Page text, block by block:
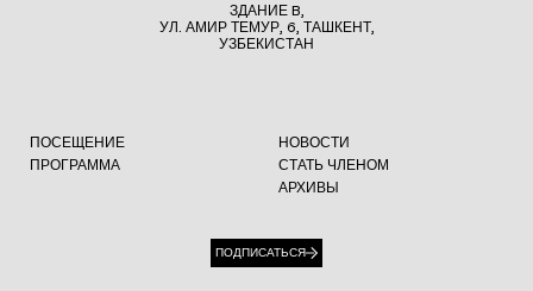
ЗДАНИЕ B,
УЛ. АМИР ТЕМУР, 6, ТАШКЕНТ,
УЗБЕКИСТАН
ПОСЕЩЕНИЕ
ПРОГРАММА
НОВОСТИ
СТАТЬ ЧЛЕНОМ
АРХИВЫ
ПОДПИСАТЬСЯ